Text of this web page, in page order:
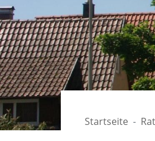
Startseite